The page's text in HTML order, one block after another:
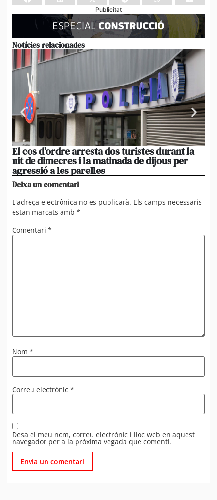
Publicitat
Notícies relacionades
El cos d’ordre arresta dos turistes durant la
nit de dimecres i la matinada de dijous per
agressió a les parelles
Deixa un comentari
L'adreça electrònica no es publicarà. Els camps necessaris
estan marcats amb *
Comentari *
Nom *
Correu electrònic *
Desa el meu nom, correu electrònic i lloc web en aquest
navegador per a la pròxima vegada que comenti.